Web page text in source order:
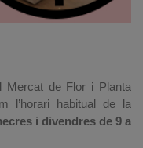
Mercat de Flor i Planta
l’horari habitual de la
i divendres de 9 a